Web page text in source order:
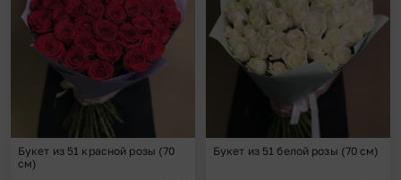
Букет из 51 красной розы (70
см)
Букет из 51 белой розы (70 см)